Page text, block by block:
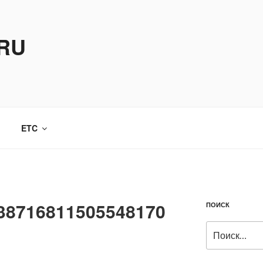
ETC
ПОИСК